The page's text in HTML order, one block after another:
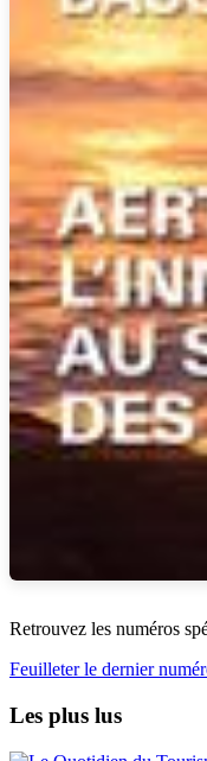
Retrouvez les numéros
Feuilleter le dernier
Les plus lus